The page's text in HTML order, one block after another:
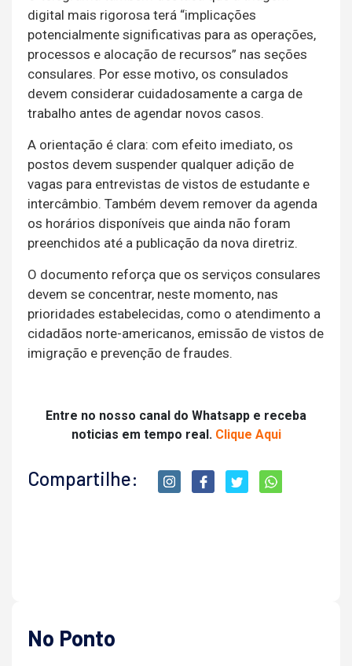
digital mais rigorosa terá “implicações
potencialmente significativas para as operações,
processos e alocação de recursos” nas seções
consulares. Por esse motivo, os consulados
devem considerar cuidadosamente a carga de
trabalho antes de agendar novos casos.
A orientação é clara: com efeito imediato, os
postos devem suspender qualquer adição de
vagas para entrevistas de vistos de estudante e
intercâmbio. Também devem remover da agenda
os horários disponíveis que ainda não foram
preenchidos até a publicação da nova diretriz.
O documento reforça que os serviços consulares
devem se concentrar, neste momento, nas
prioridades estabelecidas, como o atendimento a
cidadãos norte-americanos, emissão de vistos de
imigração e prevenção de fraudes.
Entre no nosso canal do Whatsapp e receba
noticias em tempo real. Clique Aqui
Compartilhe:
No Ponto